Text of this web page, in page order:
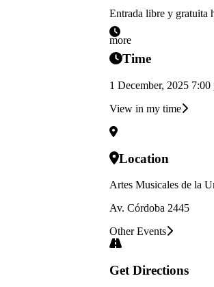
Entrada libre y gratuita
more
Time
1 December, 2025 7:00
View in my time
Location
Artes Musicales de la
Av. Córdoba 2445
Other Events
Get Directions